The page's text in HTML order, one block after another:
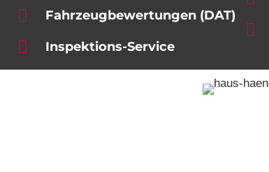
Fahrzeugbewertungen (DAT)
Inspektions-Service